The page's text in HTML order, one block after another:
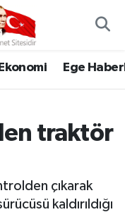
Ekonomi Ege
traktör
çıkarak
kaldırıldığı